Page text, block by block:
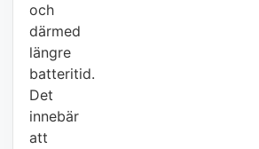
och
därmed
längre
batteritid.
Det
innebär
att